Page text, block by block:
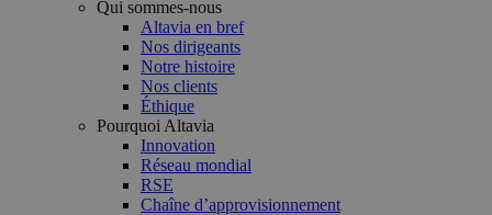
Qui sommes-nous
Altavia en bref
Nos dirigeants
Notre histoire
Nos clients
Éthique
Pourquoi Altavia
Innovation
Réseau mondial
RSE
Chaîne d’approvisionnement